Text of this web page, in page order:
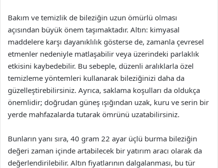
Bakım ve temizlik de bileziğin uzun ömürlü olması
açısından büyük önem taşımaktadır. Altın: kimyasal
maddelere karşı dayanıklılık gösterse de, zamanla çevresel
etmenler nedeniyle matlaşabilir veya üzerindeki parlaklık
etkisini kaybedebilir. Bu sebeple, düzenli aralıklarla özel
temizleme yöntemleri kullanarak bileziğinizi daha da
güzelleştirebilirsiniz. Ayrıca, saklama koşulları da oldukça
önemlidir; doğrudan güneş ışığından uzak, kuru ve serin bir
yerde mahfazalarda tutarak ömrünü uzatabilirsiniz.
Bunların yanı sıra, 40 gram 22 ayar üçlü burma bileziğin
değeri zaman içinde artabilecek bir yatırım aracı olarak da
değerlendirilebilir. Altın fiyatlarının dalgalanması, bu tür